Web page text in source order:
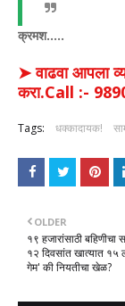
क्रमश.....
➤ वाढवा आपला
करा.Call :-
Tags: धक्कादायक!
OLDER
१९ हजारांसाठी
१२ दिवसांत खात्यात
गेम' की नियतीचा खेळ?